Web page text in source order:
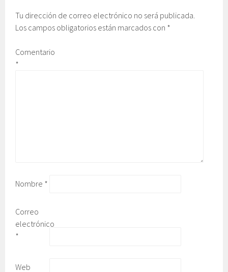
Tu dirección de correo electrónico no será publicada.
Los campos obligatorios están marcados con *
Comentario
*
Nombre *
Correo
electrónico
*
Web